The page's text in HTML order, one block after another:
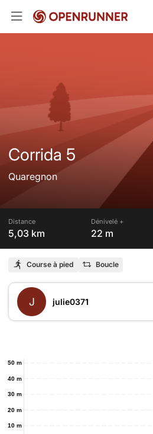
Corrida 5
Quaregnon
Distance
5,03 km
Dénivelé +
22 m
Course à pied Boucle
J julie0371
10 m
20 m
30 m
40 m
50 m